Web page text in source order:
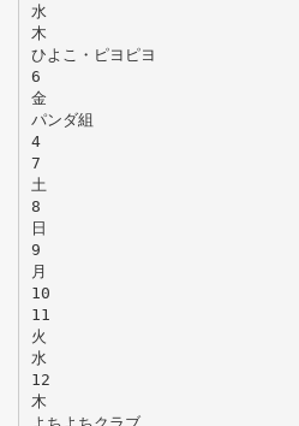
水
木
ひよこ・ピヨピヨ
6
金
パンダ組
4
7
土
8
日
9
月
10
11
火
水
12
木
よちよちクラブ